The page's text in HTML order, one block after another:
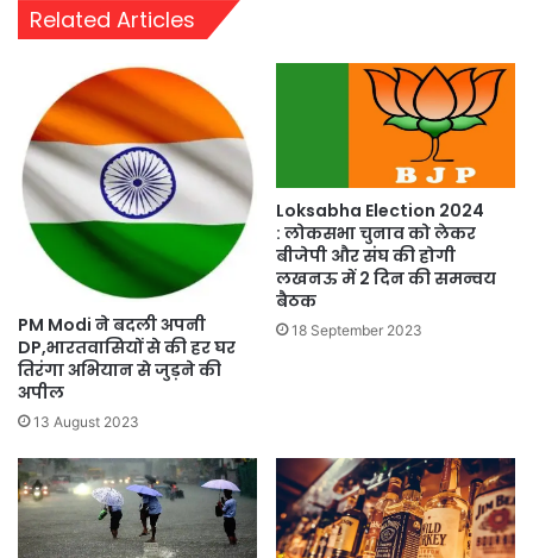
Related Articles
PM Modi ने बदली अपनी
DP,भारतवासियों से की हर घर
तिरंगा अभियान से जुड़ने की
अपील
13 August 2023
Loksabha Election 2024
: लोकसभा चुनाव को लेकर
बीजेपी और संघ की होगी
लखनऊ में 2 दिन की समन्वय
बैठक
18 September 2023